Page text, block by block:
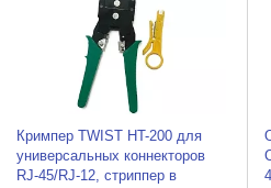
Кримпер TWIST HT-200 для
универсальных коннекторов
RJ-45/RJ-12, стриппер в